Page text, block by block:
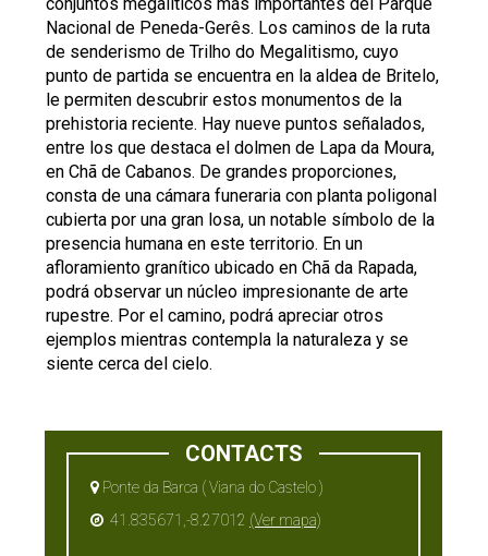
Nacional de Peneda-Gerês. Los caminos de la ruta
de senderismo de Trilho do Megalitismo, cuyo
punto de partida se encuentra en la aldea de Britelo,
le permiten descubrir estos monumentos de la
prehistoria reciente. Hay nueve puntos señalados,
entre los que destaca el dolmen de Lapa da Moura,
en Chã de Cabanos. De grandes proporciones,
consta de una cámara funeraria con planta poligonal
cubierta por una gran losa, un notable símbolo de la
presencia humana en este territorio. En un
afloramiento granítico ubicado en Chã da Rapada,
podrá observar un núcleo impresionante de arte
rupestre. Por el camino, podrá apreciar otros
ejemplos mientras contempla la naturaleza y se
siente cerca del cielo.
CONTACTS
Ponte da Barca ( Viana do Castelo )
41.835671,-8.27012 (Ver mapa)